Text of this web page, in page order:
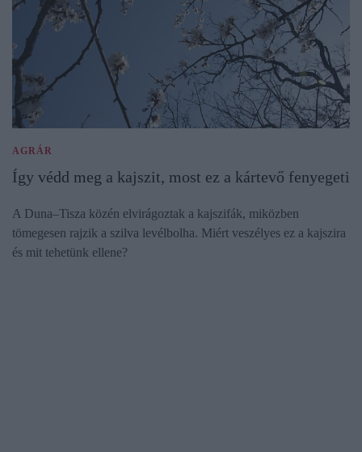
AGRÁR
Így védd meg a kajszit, most ez a kártevő fenyegeti
A Duna–Tisza közén elvirágoztak a kajszifák, miközben
tömegesen rajzik a szilva levélbolha. Miért veszélyes ez a kajszira
és mit tehetünk ellene?